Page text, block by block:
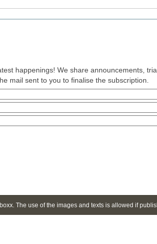
happenings! We share announcements,
mail sent to you to finalise the subscription.
The use of the images and texts is allowed if